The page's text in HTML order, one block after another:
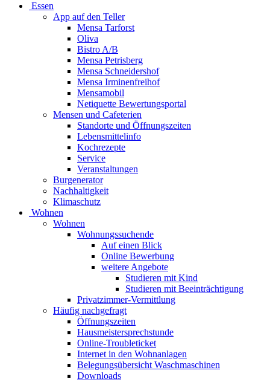
Essen
App auf den Teller
Mensa Tarforst
Oliva
Bistro A/B
Mensa Petrisberg
Mensa Schneidershof
Mensa Irminenfreihof
Mensamobil
Netiquette Bewertungsportal
Mensen und Cafeterien
Standorte und Öffnungszeiten
Lebensmittelinfo
Kochrezepte
Service
Veranstaltungen
Burgenerator
Nachhaltigkeit
Klimaschutz
Wohnen
Wohnen
Wohnungssuchende
Auf einen Blick
Online Bewerbung
weitere Angebote
Studieren mit Kind
Studieren mit Beeinträchtigung
Privatzimmer-Vermittlung
Häufig nachgefragt
Öffnungszeiten
Hausmeistersprechstunde
Online-Troubleticket
Internet in den Wohnanlagen
Belegungsübersicht Waschmaschinen
Downloads